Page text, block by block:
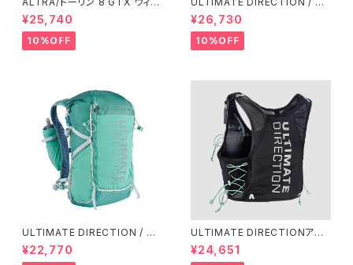
ンズ
¥25,740
10%OFF
ルティメット ディレクション Fas
tpack 30 Men's / Fog
¥26,730
10%OFF
ULTIMATE DIRECTION / ア
ルティメット ディレクション Fas
tpackher 20 Women'S / Em
¥22,770
ULTIMATE DIRECTIONアル
ディメット ディレクション/ XOD
US VESTA（エクソドス ベスタ）
¥24,651